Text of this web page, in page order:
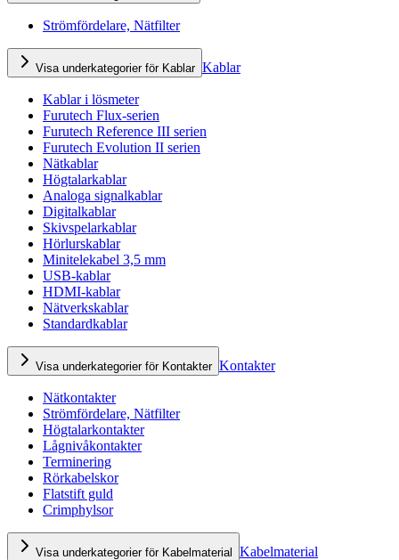
Strömfördelare, Nätfilter
Visa underkategorier för Kablar Kablar
Kablar i lösmeter
Furutech Flux-serien
Furutech Reference III serien
Furutech Evolution II serien
Nätkablar
Högtalarkablar
Analoga signalkablar
Digitalkablar
Skivspelarkablar
Hörlurskablar
Minitelekabel 3,5 mm
USB-kablar
HDMI-kablar
Nätverkskablar
Standardkablar
Visa underkategorier för Kontakter Kontakter
Nätkontakter
Strömfördelare, Nätfilter
Högtalarkontakter
Lågnivåkontakter
Terminering
Rörkabelskor
Flatstift guld
Crimphylsor
Visa underkategorier för Kabelmaterial Kabelmaterial